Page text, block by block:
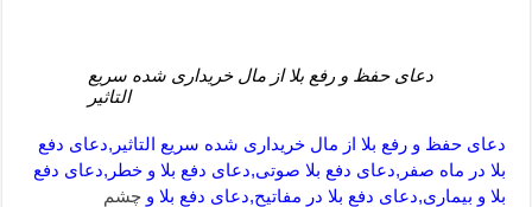
دعای حفظ و رفع بلا از مال خریداری شده سریع
التاثیر
دعای حفظ و رفع بلا از مال خریداری شده سریع التاثیر,دعای دفع
بلا در ماه صفر,دعای دفع بلا صوتی,دعای دفع بلا و خطر,دعای دفع
بلا و بیماری,دعای دفع بلا در مفاتیح,دعای دفع بلا و چشم